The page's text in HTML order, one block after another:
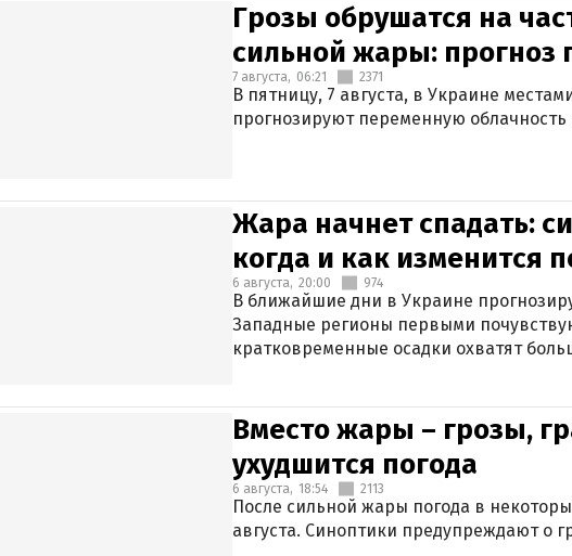
Грозы обрушатся на
сильной жары: прогноз
7 августа, 06:21 2371
В пятницу, 7 августа, в Украине
прогнозируют переменную облачность
Жара начнет спадать:
когда и как изменится
6 августа, 20:00 974
В ближайшие дни в Украине
Западные регионы первыми
кратковременные осадки охватят
Вместо жары – грозы,
ухудшится погода
6 августа, 18:54 2113
После сильной жары погода в
августа. Синоптики предупреждают о